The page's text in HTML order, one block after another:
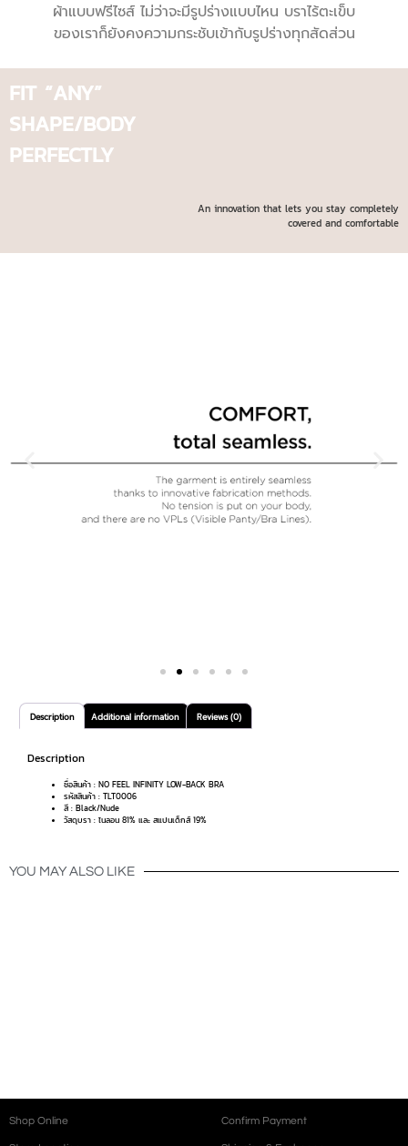
ผ้าแบบฟรีไซส์ ไม่ว่าจะมีรูปร่างแบบไหน บราไร้ตะเข็บ
ของเราก็ยังคงความกระชับเข้ากับรูปร่างทุกสัดส่วน
FIT “ANY”
SHAPE/BODY
PERFECTLY
An innovation that lets you stay completely
covered and comfortable
Description Additional information Reviews (0)
Description
ชื่อสินค้า : NO FEEL INFINITY LOW-BACK BRA
รหัสสินค้า : TLT0006
สี : Black/Nude
วัสดุบรา : ไนลอน 81% และ สแปนเด็กส์ 19%
YOU MAY ALSO LIKE
Shop Online Confirm Payment